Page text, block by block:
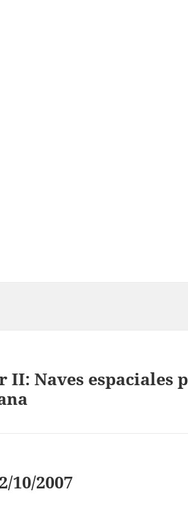
II: Naves espaciales
10/2007